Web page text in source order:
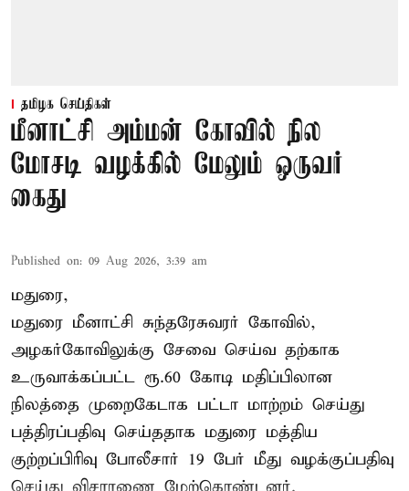
தமிழக செய்திகள்
மீனாட்சி அம்மன் கோவில் நில
மோசடி வழக்கில் மேலும் ஒருவர்
கைது
Published on: 09 Aug 2026, 3:39 am
மதுரை,
மதுரை மீனாட்சி சுந்தரேசுவரர் கோவில்,
அழகர்கோவிலுக்கு சேவை செய்வ தற்காக
உருவாக்கப்பட்ட ரூ.60 கோடி மதிப்பிலான
நிலத்தை முறைகேடாக பட்டா மாற்றம் செய்து
பத்திரப்பதிவு செய்ததாக மதுரை மத்திய
குற்றப்பிரிவு போலீசார் 19 பேர் மீது வழக்குப்பதிவு